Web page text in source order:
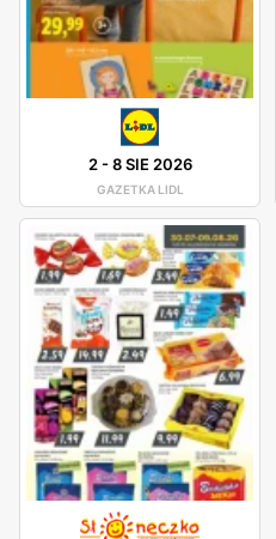
2-8 SIE 2026
GAZETKA LIDL